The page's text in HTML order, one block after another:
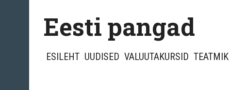
content
Eesti pangad
ESILEHT UUDISED VALUUTAKURSID TEATMIK